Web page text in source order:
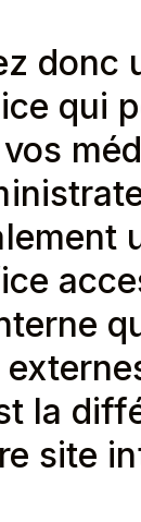
donc
qui
la
site